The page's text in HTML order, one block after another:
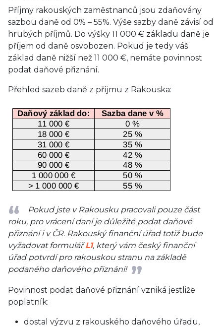
Příjmy rakouských zaměstnanců jsou zdaňovány
sazbou daně od 0% – 55%. Výše sazby daně závisí od
hrubých příjmů. Do výšky 11 000 € základu daně je
příjem od daně osvobozen. Pokud je tedy váš
základ daně nižší než 11 000 €, nemáte povinnost
podat daňové přiznání.
Přehled sazeb daně z příjmu z Rakouska:
Pokud jste v Rakousku pracovali pouze část
roku, pro vrácení daní je důležité podat daňové
přiznání i v ČR. Rakouský finanční úřad totiž bude
vyžadovat formulářL1, který vám český finanční
úřad potvrdí pro rakouskou stranu na základě
podaného daňového přiznání!
Povinnost podat daňové přiznání vzniká jestliže
poplatník:
dostal výzvu z rakouského daňového úřadu,